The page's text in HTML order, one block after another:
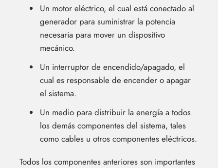
Un motor eléctrico, el cual está conectado al
generador para suministrar la potencia
necesaria para mover un dispositivo
mecánico.
Un interruptor de encendido/apagado, el
cual es responsable de encender o apagar
el sistema.
Un medio para distribuir la energía a todos
los demás componentes del sistema, tales
como cables u otros componentes eléctricos.
Todos los componentes anteriores son importantes